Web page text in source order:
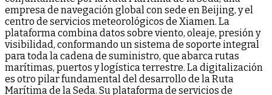
empresa de navegación global con sede en Beijing, y el
centro de servicios meteorológicos de Xiamen. La
plataforma combina datos sobre viento, oleaje, presión y
visibilidad, conformando un sistema de soporte integral
para toda la cadena de suministro, que abarca rutas
marítimas, puertos y logística terrestre. La digitalización
es otro pilar fundamental del desarrollo de la Ruta
Marítima de la Seda. Su plataforma de servicios de